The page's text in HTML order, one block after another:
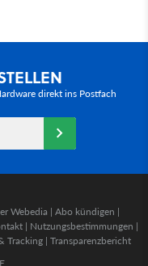
direkt ins Postfach
Webedia | Abo kündigen |
| Nutzungsbestimmungen |
Tracking | Transparenzbericht